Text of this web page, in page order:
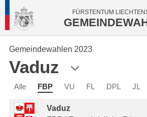
FÜRSTENTUM
Gemeindewahlen 2023
Vaduz
Alle FBP VU FL DPL JL
Vaduz